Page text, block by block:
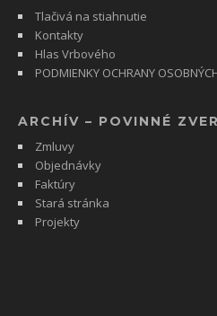
Tlačivá na stiahnutie
Kontakty
Hlas Vrbového
PODMIENKY OCHRANY
ARCHÍV – POVINNÉ
Zmluvy
Objednávky
Faktúry
Stará stránka
Projekty